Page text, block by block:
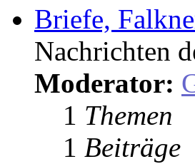
Briefe,
Nachrichten
Moderator:
1 Themen
1 Beiträge